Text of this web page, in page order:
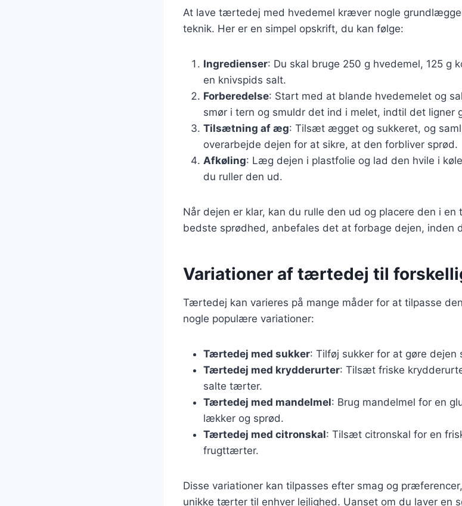
At lave tærtedej med hvedemel kræver nogle
teknik. Her er en simpel opskrift, du kan følge:
Ingredienser: Du skal bruge 250 g hvedemel, 125 g
en knivspids salt.
Forberedelse: Start med at blande hvedemelet og
smør i tern og smuldr det ind i melet, indtil det ligner
Tilsætning af æg: Tilsæt ægget og sukkeret, og
overarbejde dejen for at sikre, at den forbliver sprød.
Afkøling: Læg dejen i plastfolie og lad den hvile i
du ruller den ud.
Når dejen er klar, kan du rulle den ud og placere den i
bedste sprødhed, anbefales det at forbage dejen, inden
Variationer af tærtedej til
Tærtedej kan varieres på mange måder for at tilpasse
nogle populære variationer:
Tærtedej med sukker: Tilføj sukker for at gøre
Tærtedej med krydderurter: Tilsæt friske
salte tærter.
Tærtedej med mandelmel: Brug mandelmel for en
lækker og sprød.
Tærtedej med citronskal: Tilsæt citronskal for en
frugttærter.
Disse variationer kan tilpasses efter smag og
unikke tærter til enhver lejlighed. Uanset om du laver en